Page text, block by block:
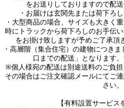
をお送りしておりますので配
・お届けは玄関先または荷下ろ
・大型商品の場合、サイズも大きく
時にトラックから荷下ろしのお手伝
をお掛け致しますが予めご了承頂
・高層階（集合住宅）の建物につき
口までの配送」となります
※個人様宛の配送は別途送料のご負担
その場合はご注文確認メールにてご
さい。
【有料設置サービス